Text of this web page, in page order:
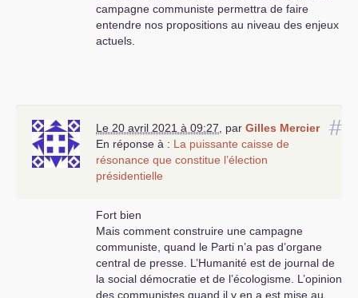
campagne communiste permettra de faire
entendre nos propositions au niveau des enjeux
actuels.
#
Le 20 avril 2021 à 09:27 par Gilles Mercier
En réponse à : La puissante caisse de
résonance que constitue l’élection
présidentielle
Fort bien
Mais comment construire une campagne
communiste, quand le Parti n’a pas d’organe
central de presse. L’Humanité est de journal de
la social démocratie et de l’écologisme. L’opinion
des communistes quand il y en a est mise au